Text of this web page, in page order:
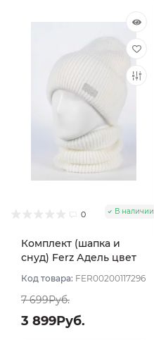
0 В наличии
Комплект (шапка и
снуд) Ferz Адель цвет
Код товара: FER00200117296
7 699Руб.
3 899Руб.